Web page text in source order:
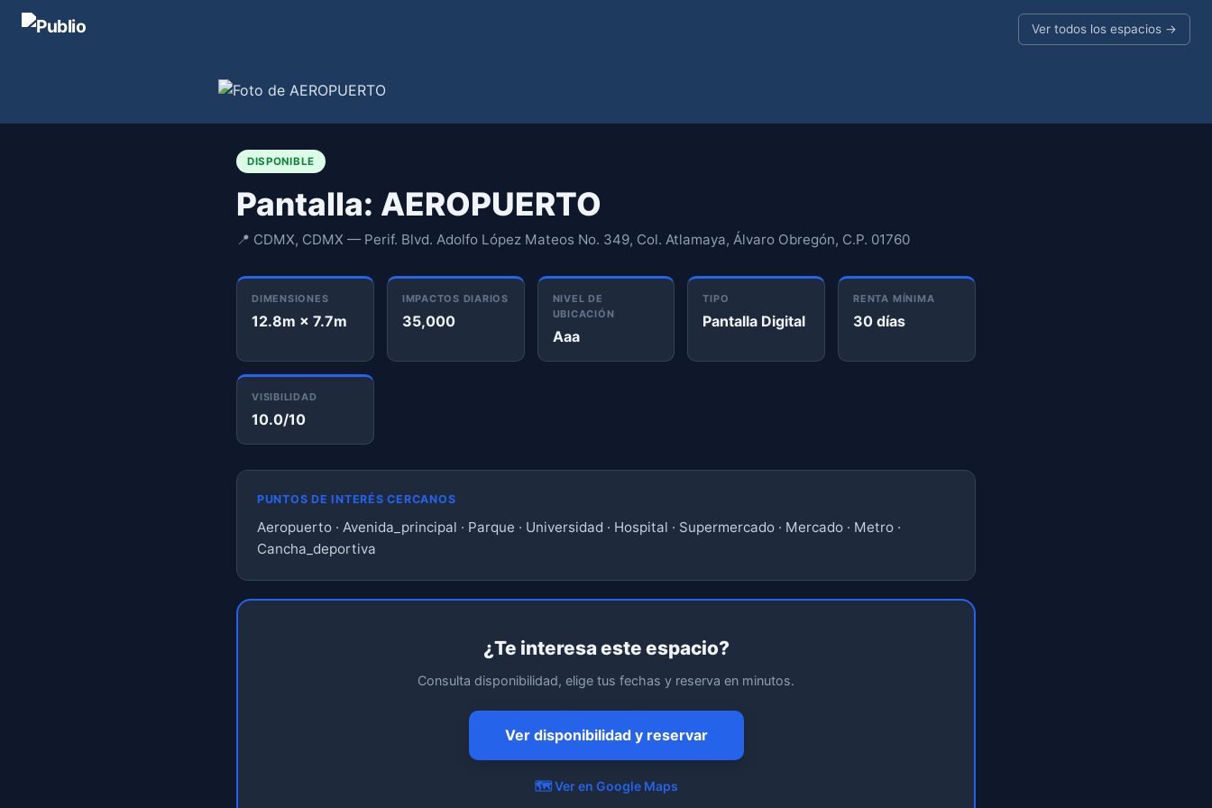
Ver todos los espacios →
DISPONIBLE
Pantalla: AEROPUERTO
📍 CDMX, CDMX — Perif. Blvd. Adolfo López Mateos No. 349, Col. Atlamaya, Álvaro Obregón, C.P. 01760
DIMENSIONES
12.8m × 7.7m
IMPACTOS DIARIOS
35,000
NIVEL DE
UBICACIÓN
Aaa
TIPO
Pantalla Digital
RENTA MÍNIMA
30 días
VISIBILIDAD
10.0/10
PUNTOS DE INTERÉS CERCANOS
Aeropuerto · Avenida_principal · Parque · Universidad · Hospital · Supermercado · Mercado · Metro ·
Cancha_deportiva
¿Te interesa este espacio?
Consulta disponibilidad, elige tus fechas y reserva en minutos.
Ver disponibilidad y reservar
🗺️ Ver en Google Maps